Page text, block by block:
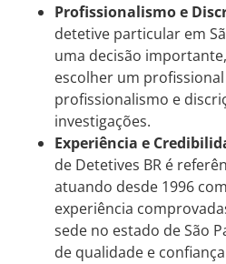
Profissionalismo e
detetive particular em
uma decisão
escolher um
profissionalismo e
investigações.
Experiência e
de Detetives BR é
atuando desde 1996
experiência
sede no estado de São
de qualidade e